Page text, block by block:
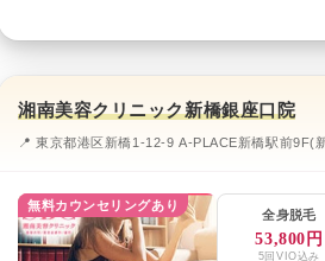
湘南美容クリニック新橋銀座口院
📍 東京都港区新橋1-12-9 A-PLACE新橋駅前9F(
無料カウンセリングあり
全身脱毛
53,800円
5回VIO込み